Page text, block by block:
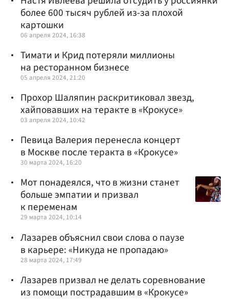
более 600 тысяч рублей из-за плохой
картошки
06 апреля 2024, 16:38
Тимати и Крид потеряли миллионы
на ресторанном бизнесе
05 апреля 2024, 21:20
Прохор Шаляпин раскритиковал звезд,
хайповавших на теракте в «Крокусе»
03 апреля 2024, 10:42
Певица Валерия перенесла концерт
в Москве после теракта в «Крокусе»
30 марта 2024, 16:20
Мот понадеялся, что в жизни станет
больше эмпатии и призвал
к переменам
29 марта 2024, 10:14
Лазарев объяснил свои слова о паузе
в карьере: «Никуда не пропадаю»
28 марта 2024, 17:49
Лазарев призвал не делать соревнование
из помощи пострадавшим в «Крокусе»